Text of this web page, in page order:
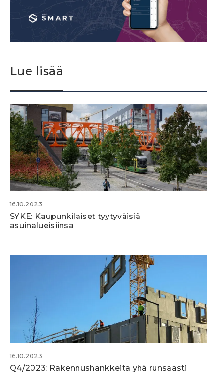
Lue lisää
16.10.2023
SYKE: Kaupunkilaiset tyytyväisiä
asuinalueisiinsa
16.10.2023
Q4/2023: Rakennushankkeita yhä runsaasti